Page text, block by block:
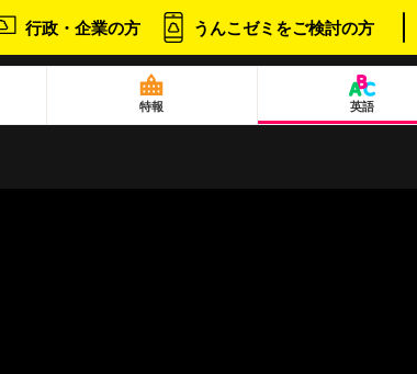
行政・企業の方 うんこゼミをご検討の方
特報 英語